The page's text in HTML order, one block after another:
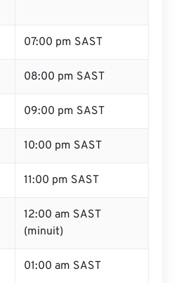
07:00 pm SAST
08:00 pm SAST
09:00 pm SAST
10:00 pm SAST
11:00 pm SAST
12:00 am SAST
(minuit)
01:00 am SAST